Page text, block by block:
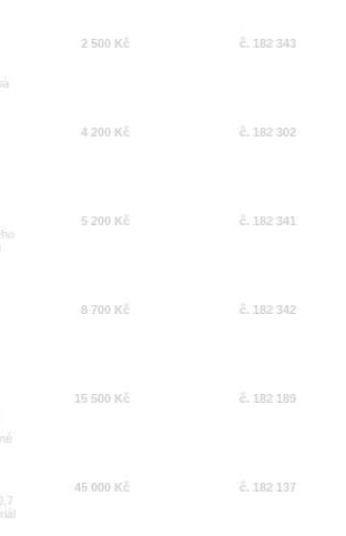
2 500 Kč č. 182 343
4 200 Kč č. 182 302
5 200 Kč č. 182 341
8 700 Kč č. 182 342
15 500 Kč č. 182 189
45 000 Kč č. 182 137